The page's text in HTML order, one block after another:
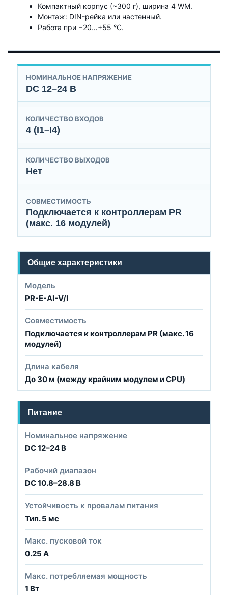
Компактный корпус (~300 г), ширина 4 WM.
Монтаж: DIN-рейка или настенный.
Работа при −20…+55 °C.
НОМИНАЛЬНОЕ НАПРЯЖЕНИЕ
DC 12–24 В
КОЛИЧЕСТВО ВХОДОВ
4 (I1–I4)
КОЛИЧЕСТВО ВЫХОДОВ
Нет
СОВМЕСТИМОСТЬ
Подключается к контроллерам PR
(макс. 16 модулей)
Общие характеристики
Модель
PR-E-AI-V/I
Совместимость
Подключается к контроллерам PR (макс. 16
модулей)
Длина кабеля
До 30 м (между крайним модулем и CPU)
Питание
Номинальное напряжение
DC 12–24 В
Рабочий диапазон
DC 10.8–28.8 В
Устойчивость к провалам питания
Тип. 5 мс
Макс. пусковой ток
0.25 А
Макс. потребляемая мощность
1 Вт